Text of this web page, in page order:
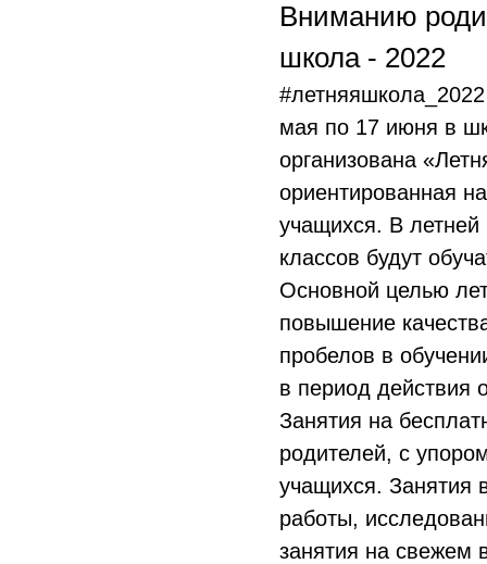
Вниманию
школа - 2022
мая по 17 июня в
организована
ориентированная
учащихся. В
классов будут
Основной целью
повышение
пробелов в
в период действия
Занятия на
родителей, с
учащихся. Занятия
работы,
занятия на свежем